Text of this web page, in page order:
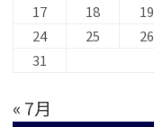
17
18 19
24
25 26
31
« 7月